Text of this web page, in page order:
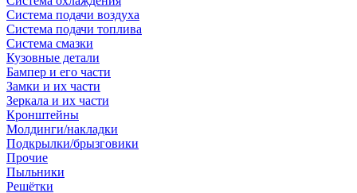
Система подачи воздуха
Система подачи топлива
Система смазки
Кузовные детали
Бампер и его части
Замки и их части
Зеркала и их части
Кронштейны
Молдинги/накладки
Подкрылки/брызговики
Прочие
Пыльники
Решётки